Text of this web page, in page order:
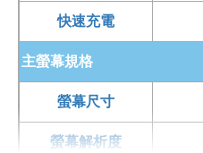
快速充電
主螢幕規格
螢幕尺寸
螢幕解析度